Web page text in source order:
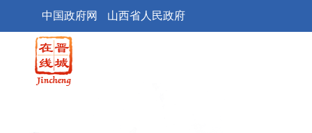
中国政府网 山西省人民政府